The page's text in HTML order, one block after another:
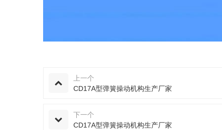
上一个
CD17A型弹簧操动机构生产厂家
下一个
CD17A型弹簧操动机构生产厂家